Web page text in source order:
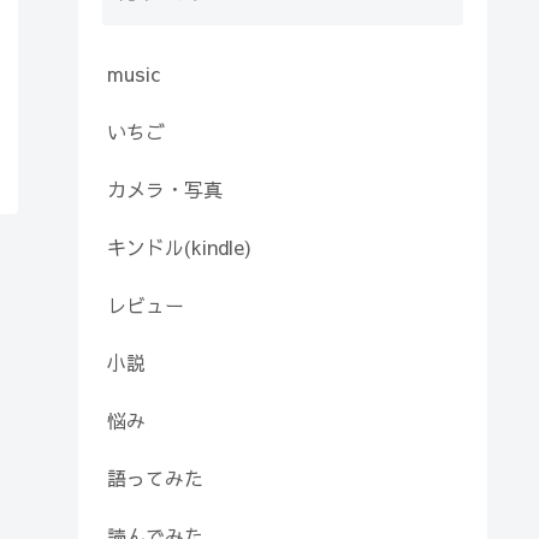
music
いちご
カメラ・写真
キンドル(kindle)
レビュー
小説
悩み
語ってみた